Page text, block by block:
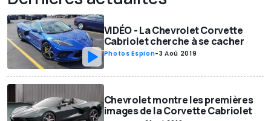
VIDÉO - La Chevrolet Corvette
Cabriolet cherche à se cacher
Photos Espion-3 Aoû 2019
Chevrolet montre les premières
images de la Corvette Cabriolet